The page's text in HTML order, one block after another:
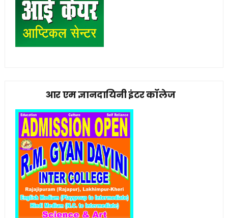
आर एम ज्ञानदायिनी इंटर कॉलेज